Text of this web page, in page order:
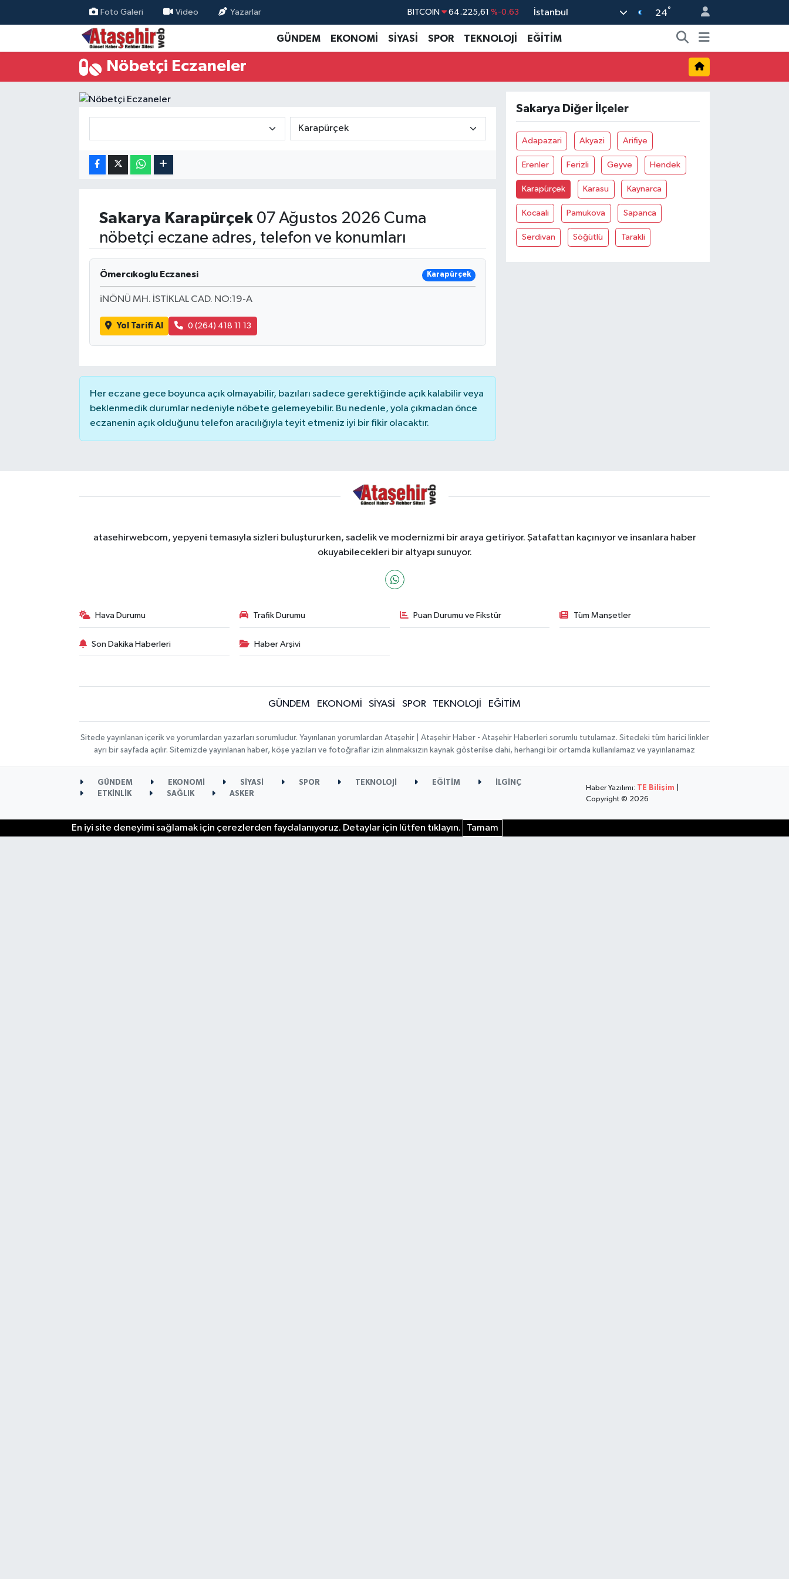
Foto Galeri Video Yazarlar BITCOIN 64.225,61 %-0.63
DOLAR 47,6704 %0
EURO 55,0406 %-0.08
BİST100 13.799
İstanbul 24°
GÜNDEM EKONOMİ SİYASİ SPOR TEKNOLOJİ EĞİTİM
Nöbetçi Eczaneler
Sakarya Karapürçek07 Ağustos 2026 Cuma
nöbetçi eczane adres, telefon ve konumları
Ömercıkoglu Eczanesi Karapürçek
iNÖNÜ MH. İSTİKLAL CAD. NO:19-A
Yol Tarifi Al 0 (264) 418 11 13
Her eczane gece boyunca açık olmayabilir, bazıları sadece gerektiğinde açık kalabilir veya
beklenmedik durumlar nedeniyle nöbete gelemeyebilir. Bu nedenle, yola çıkmadan önce
eczanenin açık olduğunu telefon aracılığıyla teyit etmeniz iyi bir fikir olacaktır.
Sakarya Diğer İlçeler
Adapazari Akyazi Arifiye
Erenler Ferizli Geyve Hendek
Karapürçek Karasu Kaynarca
Kocaali Pamukova Sapanca
Serdivan Söğütlü Tarakli
atasehirwebcom, yepyeni temasıyla sizleri buluştururken, sadelik ve modernizmi bir araya getiriyor. Şatafattan kaçınıyor ve insanlara haber
okuyabilecekleri bir altyapı sunuyor.
Hava Durumu Trafik Durumu Puan Durumu ve Fikstür Tüm Manşetler
Son Dakika Haberleri Haber Arşivi
GÜNDEM EKONOMİ SİYASİ SPOR TEKNOLOJİ EĞİTİM
Sitede yayınlanan içerik ve yorumlardan yazarları sorumludur. Yayınlanan yorumlardan Ataşehir | Ataşehir Haber - Ataşehir Haberleri sorumlu tutulamaz. Sitedeki tüm harici linkler
ayrı bir sayfada açılır. Sitemizde yayınlanan haber, köşe yazıları ve fotoğraflar izin alınmaksızın kaynak gösterilse dahi, herhangi bir ortamda kullanılamaz ve yayınlanamaz
GÜNDEM EKONOMİ SİYASİ SPOR TEKNOLOJİ EĞİTİM
İLGİNÇ
ETKİNLİK
SAĞLIK ASKER
Haber Yazılımı: TE Bilişim
Copyright © 2026
En iyi site deneyimi sağlamak için çerezlerden faydalanıyoruz. Detaylar için lütfen tıklayın. Tamam
Hava Durumu
Trafik Durumu
Süper Lig Puan Durumu ve Fikstür
Son Dakika Haberleri